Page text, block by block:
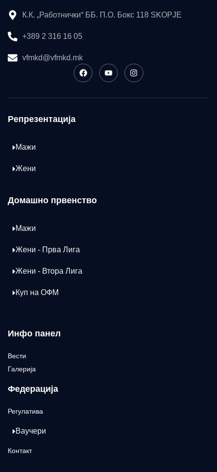
К.К. „Работнички“ ББ. П.О. Бокс 118 SKOPJE
+389 2 316 16 05
vfmkd@vfmkd.mk
Репрезентација
Мажи
Жени
Домашно првенство
Мажи
Жени - Прва Лига
Жени - Втора Лига
Куп на ОФМ
Инфо панел
Вести
Галерија
Федерација
Регулатива
Ваучери
Контакт